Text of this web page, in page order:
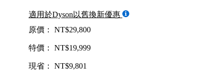
適用於Dyson以舊換新優惠
原價： NT$29,800
特價： NT$19,999
現省： NT$9,801